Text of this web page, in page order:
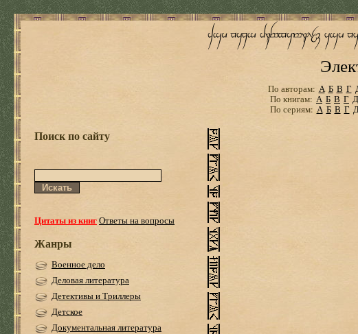
По авторам: А Б В Г
По книгам: А Б В Г Д
По сериям: А Б В Г
Поиск по сайту
Цитаты из книгОтветы на вопросы
Жанры
Военное дело
Деловая литература
Детективы и Триллеры
Детское
Документальная литература